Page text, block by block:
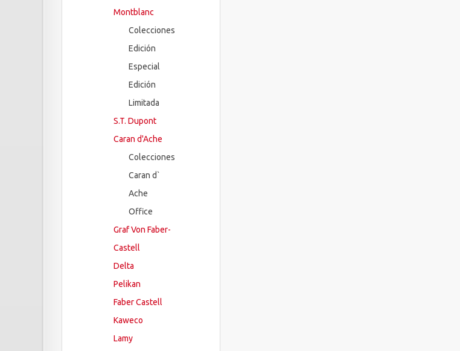
Montblanc
Colecciones
Edición
Especial
Edición
Limitada
S.T. Dupont
Caran d'Ache
Colecciones
Caran d`
Ache
Office
Graf Von Faber-
Castell
Delta
Pelikan
Faber Castell
Kaweco
Lamy